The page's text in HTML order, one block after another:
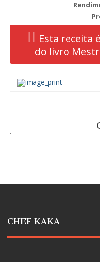
Esta receita
do livro
.
CHEF KAKA